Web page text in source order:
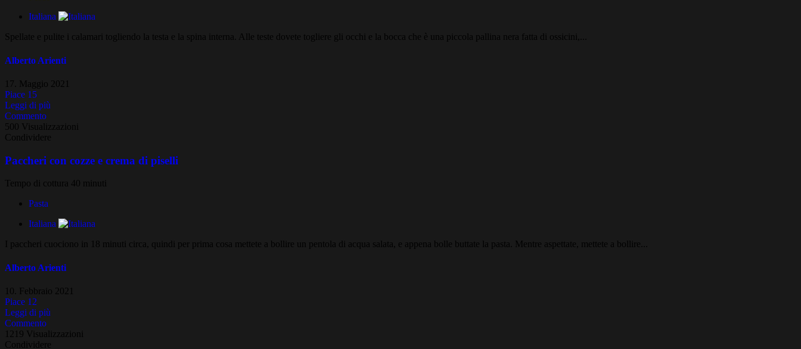
Italiana
Spellate e pulite i calamari togliendo la testa e la spina interna. Alle teste dovete togliere gli occhi e la bocca che è una piccola pallina nera fatta di ossicini,...
Alberto Arienti
17. Maggio 2021
Piace 15
Leggi di più
Commento
500 Visualizzazioni
Condividere
Paccheri con cozze e crema di piselli
Tempo di cottura 40 minuti
Pasta
Italiana
I paccheri cuociono in 18 minuti circa, quindi per prima cosa mettete a bollire un pentola di acqua salata, e appena bolle buttate la pasta. Mentre aspettate, mettete a bollire...
Alberto Arienti
10. Febbraio 2021
Piace 12
Leggi di più
Commento
1219 Visualizzazioni
Condividere